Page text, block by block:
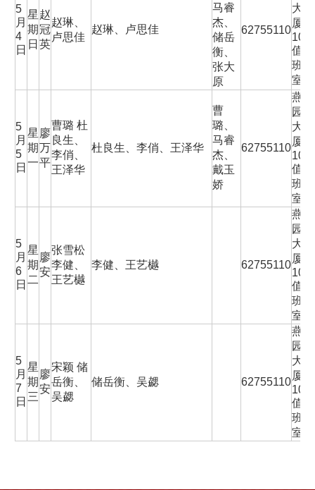
5
月
4
日
星
期
日
赵
冠
英
赵琳、
卢思佳
赵琳、卢思佳
马睿
杰、
储岳
衡、
张大
原
62755110
大
厦
101
值
班
室
5
月
5
日
星
期
一
廖
万
平
曹璐 杜
良生、
李俏、
王泽华
杜良生、李俏、王泽华
曹
璐、
马睿
杰、
戴玉
娇
62755110
燕
园
大
厦
101
值
班
室
5
月
6
日
星
期
二
廖
安
张雪松
李健、
王艺樾
李健、王艺樾 62755110
燕
园
大
厦
101
值
班
室
5
月
7
日
星
期
三
廖
安
宋颖 储
岳衡、
吴勰
储岳衡、吴勰 62755110
燕
园
大
厦
101
值
班
室